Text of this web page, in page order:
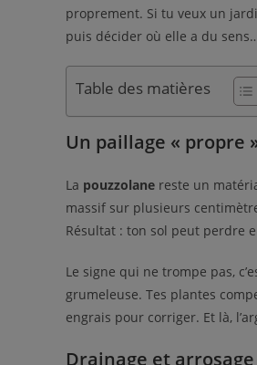
proprement. Si tu veux un
puis décider où elle a du
Table des matières
Un paillage « propre
La pouzzolane reste un
massif sur plusieurs
Résultat : ton sol peut perdre
Le signe qui ne trompe pas,
grumeleuse. Tes plantes
engrais pour corriger. Et là,
Drainage et